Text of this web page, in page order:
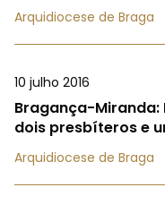
Arquidiocese de Braga
10 julho 2016
Bragança-Miranda:
dois presbíteros e
Arquidiocese de Braga